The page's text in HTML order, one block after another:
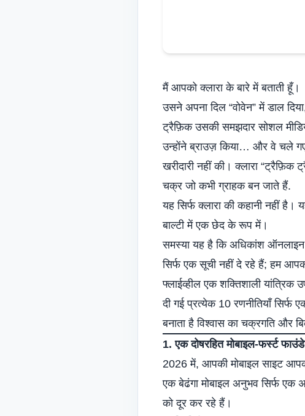
मैं आपको क्लारा के बारे में बताती हूँ।
उसने अपना दिल “वोवेन” में डाल
ट्रैफ़िक उसकी समझदार सोशल
उन्होंने ब्राउज़ किया… और वे चले
खरीदारी नहीं की। क्लारा
चक्र जो कभीग्राहक बन जाते हैं.
यह सिर्फ क्लारा की कहानी नहीं
बाल्टी में एक छेद के रूप में।
समस्या यह है कि अधिकांश
सिर्फ एक सूची नहीं दे रहे हैं; हम
फ्लाईव्हील एक शक्तिशाली
दी गई प्रत्येक 10 रणनीतियाँ
बनाता हैविश्वास का चक्रगति और
1. एक दोषरहित मोबाइल-फर्स्ट
2026 में, आपकी मोबाइल साइट
एक बेढंगा मोबाइल अनुभव सिर्फ
को दूर कर रहे हैं।